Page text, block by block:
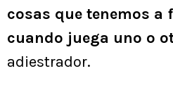
cosas que tenemos a
cuando juega uno o
adiestrador.